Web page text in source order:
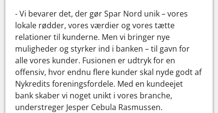
- Vi bevarer det, der gør Spar Nord unik – vores
lokale rødder, vores værdier og vores tætte
relationer til kunderne. Men vi bringer nye
muligheder og styrker ind i banken – til gavn for
alle vores kunder. Fusionen er udtryk for en
offensiv, hvor endnu flere kunder skal nyde godt af
Nykredits foreningsfordele. Med en kundeejet
bank skaber vi noget unikt i vores branche,
understreger Jesper Cebula Rasmussen.